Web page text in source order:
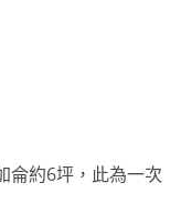
侖約6坪，此為一次